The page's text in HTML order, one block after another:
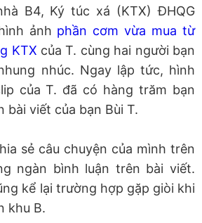
B4, Ký túc xá (KTX) ĐHQG
ảnh phần cơm vừa mua từ
KTX của T. cùng hai người bạn
nhúc. Ngay lập tức, hình
của T. đã có hàng trăm bạn
bài viết của bạn Bùi T.
sẻ câu chuyện của mình trên
ngàn bình luận trên bài viết.
kể lại trường hợp gặp giòi khi
khu B.